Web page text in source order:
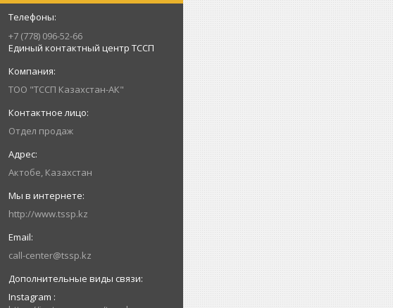
+7 (778) 096-52-66
Единый контактный центр ТССП
ТОО "ТССП Казахстан-АК"
Отдел продаж
Актобе, Казахстан
http://www.tssp.kz
call-center@tssp.kz
Instagram